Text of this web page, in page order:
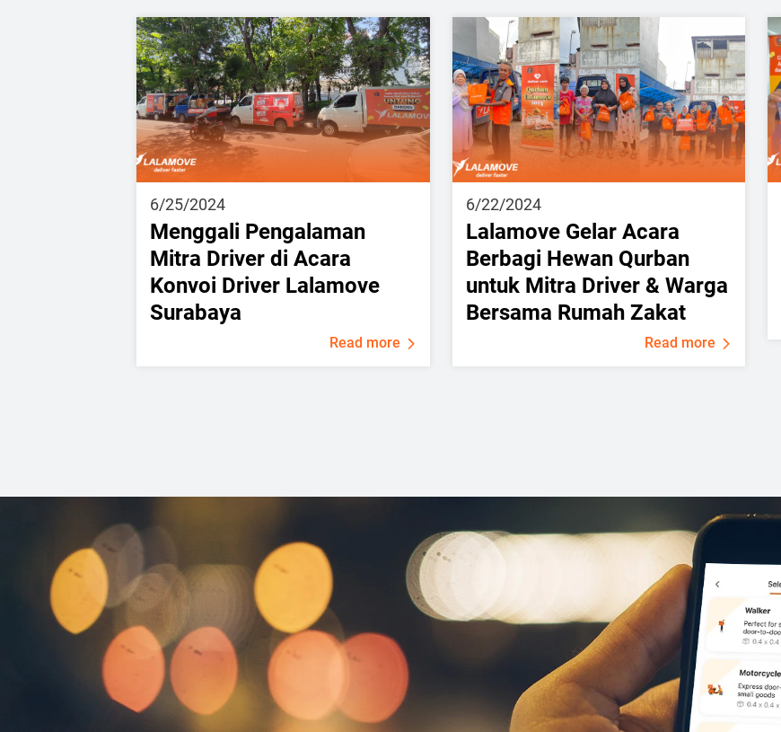
6/25/2024
Menggali Pengalaman
Mitra Driver di Acara
Konvoi Driver Lalamove
Surabaya
Read more
6/22/2024
Lalamove Gelar Acara
Berbagi Hewan Qurban
untuk Mitra Driver & Warga
Bersama Rumah Zakat
Read more